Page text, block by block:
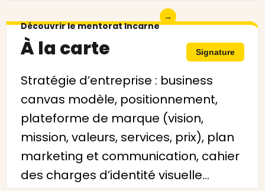
Découvrir le mentorat Incarne
→
À la carte Signature
Stratégie d’entreprise : business
canvas modèle, positionnement,
plateforme de marque (vision,
mission, valeurs, services, prix), plan
marketing et communication, cahier
des charges d’identité visuelle…